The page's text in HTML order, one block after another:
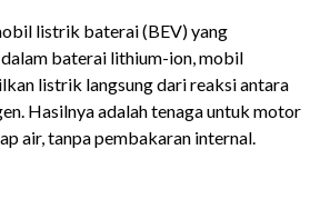
listrik baterai (BEV) yang
baterai lithium-ion, mobil
listrik langsung dari reaksi antara
Hasilnya adalah tenaga untuk motor
air, tanpa pembakaran internal.